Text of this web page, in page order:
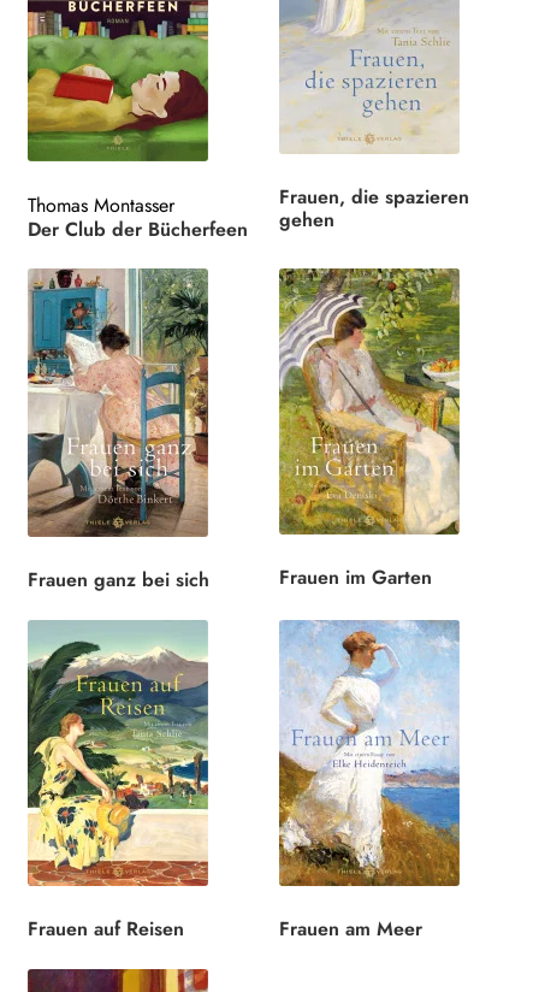
Thomas Montasser
Der Club der Bücherfeen
Frauen, die spazieren
gehen
Frauen ganz bei sich Frauen im Garten
Frauen auf Reisen Frauen am Meer